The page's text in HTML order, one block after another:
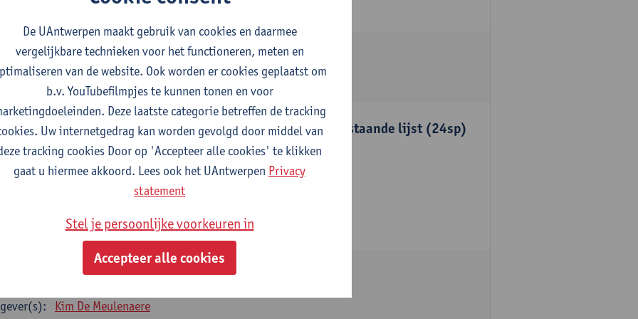
Sociologie
2E SEM
studiepunten
- NNB
SOCIOLOGIE - twee clusters te kiezen uit onderstaande lijst (24sp)
Arbeid
opleidingsonderdelen uit deze lijst zijn verplicht te volgen - 12 studiepunten
1E SEM
Kim De Meulenaere Ive Marx
resource management
Kim De Meulenaere
De UAntwerpen maakt gebruik van cookies en daarmee
vergelijkbare technieken voor het functioneren, meten en
van de website. Ook worden er cookies geplaatst om
b.v. YouTubefilmpjes te kunnen tonen en voor
Deze laatste categorie betreffen de tracking
Uw internetgedrag kan worden gevolgd door middel van
tracking cookies Door op 'Accepteer alle cookies' te klikken
gaat u hiermee akkoord. Lees ook het UAntwerpen Privacy
statement
Stel je persoonlijke voorkeuren in
Accepteer alle cookies